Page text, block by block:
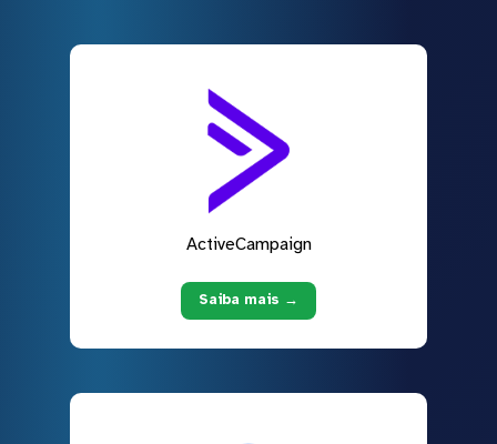
ActiveCampaign
Saiba mais →